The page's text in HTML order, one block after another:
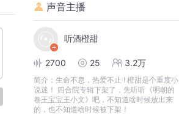
声音主播
听酒橙甜
2700 25 3.2万
简介： 生命不息，热爱不止 ! 橙甜是个重度小
说迷！ 四合院专辑下架了，先听听《明朝的
卷王宝宝王小文》吧，不知道啥时候放出来
的，也不知道啥时候被下架！